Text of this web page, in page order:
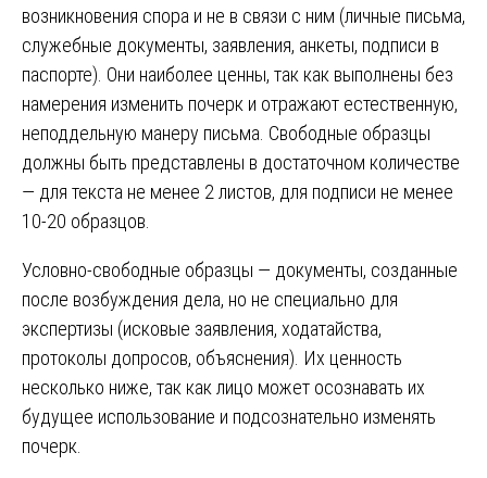
возникновения спора и не в связи с ним (личные письма,
служебные документы, заявления, анкеты, подписи в
паспорте). Они наиболее ценны, так как выполнены без
намерения изменить почерк и отражают естественную,
неподдельную манеру письма. Свободные образцы
должны быть представлены в достаточном количестве
— для текста не менее 2 листов, для подписи не менее
10-20 образцов.
Условно-свободные образцы — документы, созданные
после возбуждения дела, но не специально для
экспертизы (исковые заявления, ходатайства,
протоколы допросов, объяснения). Их ценность
несколько ниже, так как лицо может осознавать их
будущее использование и подсознательно изменять
почерк.